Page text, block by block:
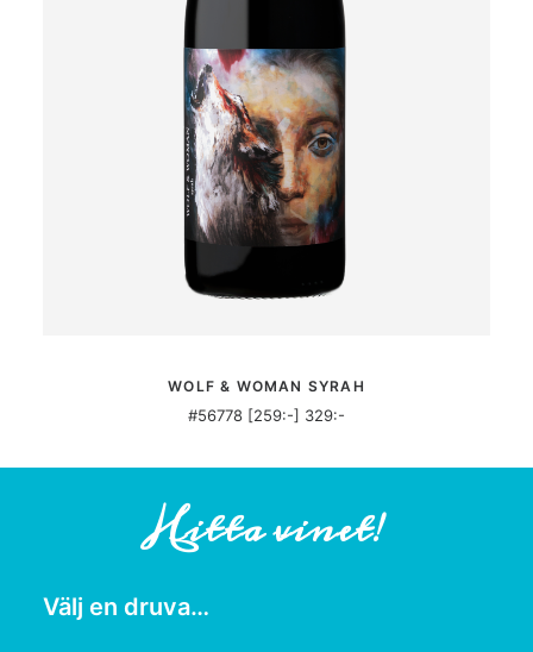
WOLF & WOMAN SYRAH
#56778 [259:-] 329:-
Hitta vinet!
Välj en druva…